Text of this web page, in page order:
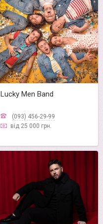
Lucky Men Band
(093) 456-29-99
від 25 000 грн.